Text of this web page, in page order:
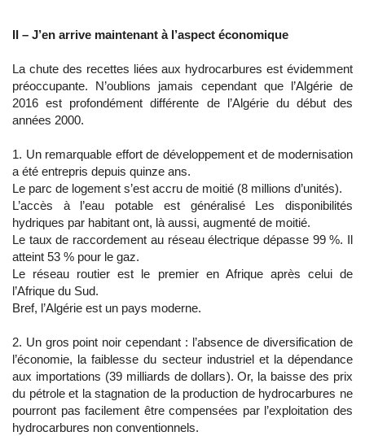
II – J’en arrive maintenant à l’aspect économique
La chute des recettes liées aux hydrocarbures est évidemment
préoccupante. N’oublions jamais cependant que l’Algérie de
2016 est profondément différente de l’Algérie du début des
années 2000.
1. Un remarquable effort de développement et de modernisation
a été entrepris depuis quinze ans.
Le parc de logement s’est accru de moitié (8 millions d’unités).
L’accès à l’eau potable est généralisé Les disponibilités
hydriques par habitant ont, là aussi, augmenté de moitié.
Le taux de raccordement au réseau électrique dépasse 99 %. Il
atteint 53 % pour le gaz.
Le réseau routier est le premier en Afrique après celui de
l’Afrique du Sud.
Bref, l’Algérie est un pays moderne.
2. Un gros point noir cependant : l’absence de diversification de
l’économie, la faiblesse du secteur industriel et la dépendance
aux importations (39 milliards de dollars). Or, la baisse des prix
du pétrole et la stagnation de la production de hydrocarbures ne
pourront pas facilement être compensées par l’exploitation des
hydrocarbures non conventionnels.